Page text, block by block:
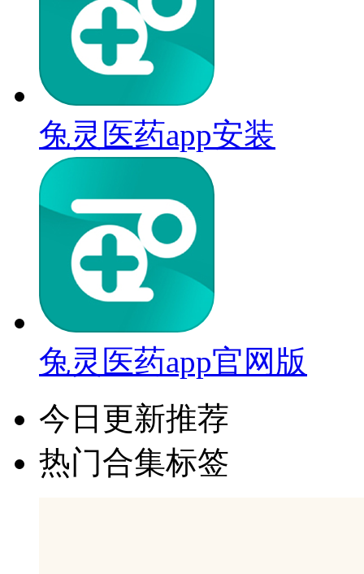
兔灵医药app安装
兔灵医药app官网版
今日更新推荐
热门合集标签